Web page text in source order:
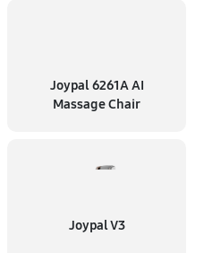
трансформатора
лифта
Joypal 6261A AI
Massage Chair
Joypal V3